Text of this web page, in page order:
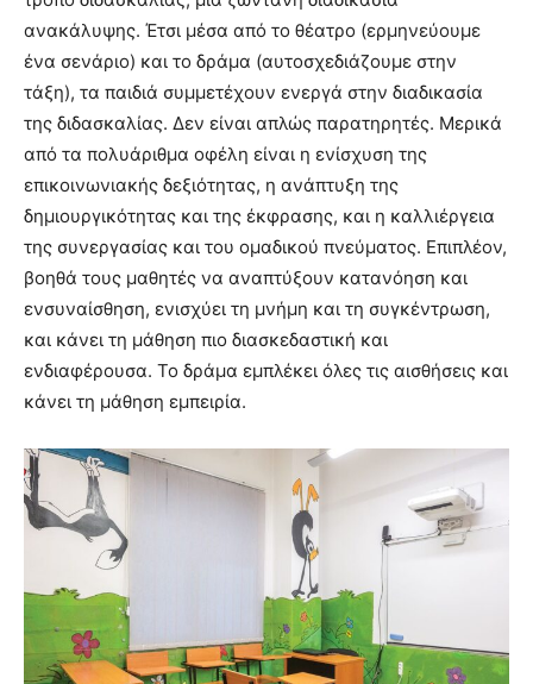
ανακάλυψης. Έτσι μέσα από το θέατρο (ερμηνεύουμε
ένα σενάριο) και το δράμα (αυτοσχεδιάζουμε στην
τάξη), τα παιδιά συμμετέχουν ενεργά στην διαδικασία
της διδασκαλίας. Δεν είναι απλώς παρατηρητές. Μερικά
από τα πολυάριθμα οφέλη είναι η ενίσχυση της
επικοινωνιακής δεξιότητας, η ανάπτυξη της
δημιουργικότητας και της έκφρασης, και η καλλιέργεια
της συνεργασίας και του ομαδικού πνεύματος. Επιπλέον,
βοηθά τους μαθητές να αναπτύξουν κατανόηση και
ενσυναίσθηση, ενισχύει τη μνήμη και τη συγκέντρωση,
και κάνει τη μάθηση πιο διασκεδαστική και
ενδιαφέρουσα. Το δράμα εμπλέκει όλες τις αισθήσεις και
κάνει τη μάθηση εμπειρία.